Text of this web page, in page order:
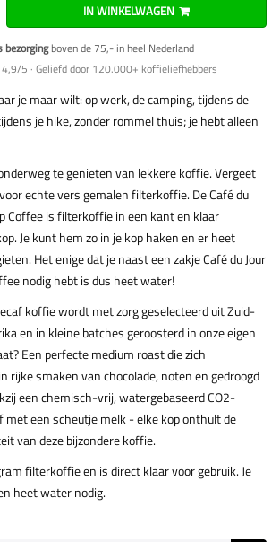
IN WINKELWAGEN
bezorgingboven de 75,- in heel Nederland
4,9/5 · Geliefd door 120.000+ koffieliefhebbers
je maar wilt: op werk, de camping, tijdens de
je hike, zonder rommel thuis; je hebt alleen
te genieten van lekkere koffie. Vergeet
echte vers gemalen filterkoffie. De Café du
Coffee is filterkoffie in een kant en klaar
Je kunt hem zo in je kop haken en er heet
Het enige dat je naast een zakje Café du Jour
nodig hebt is dus heet water!
koffie wordt met zorg geselecteerd uit Zuid-
en in kleine batches geroosterd in onze eigen
Een perfecte medium roast die zich
rijke smaken van chocolade, noten en gedroogd
een chemisch-vrij, watergebaseerd CO2-
met een scheutje melk - elke kop onthult de
van deze bijzondere koffie.
filterkoffie en is direct klaar voor gebruik. Je
heet water nodig.